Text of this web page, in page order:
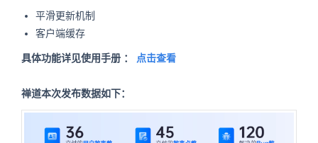
平滑更新机制
客户端缓存
具体功能详见使用手册 ： 点击查看
禅道本次发布数据如下：